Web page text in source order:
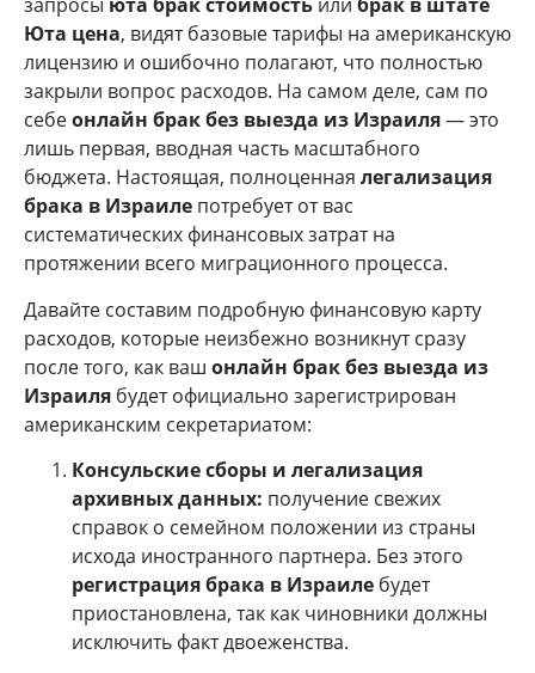
Юта цена, видят базовые тарифы на американскую
лицензию и ошибочно полагают, что полностью
закрыли вопрос расходов. На самом деле, сам по
себеонлайн брак без выезда из Израиля— это
лишь первая, вводная часть масштабного
бюджета. Настоящая, полноценная легализация
брака в Израиле потребует от вас
систематических финансовых затрат на
протяжении всего миграционного процесса.
Давайте составим подробную финансовую карту
расходов, которые неизбежно возникнут сразу
после того, как ваш онлайн брак без выезда из
Израиля будет официально зарегистрирован
американским секретариатом:
Консульские сборы и легализация
архивных данных: получение свежих
справок о семейном положении из страны
исхода иностранного партнера. Без этого
регистрация брака в Израиле будет
приостановлена, так как чиновники должны
исключить факт двоеженства.